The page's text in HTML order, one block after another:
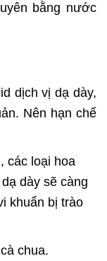
bằng nước
dịch vị dạ dày,
Nên hạn chế
các loại hoa
dày sẽ càng
khuẩn bị trào
chua.